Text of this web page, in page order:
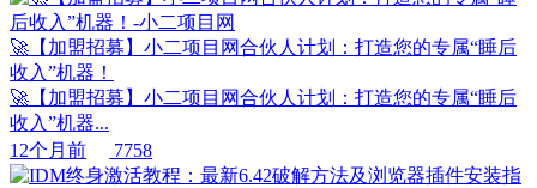
🚀【加盟招募】小二项目网合伙人计划：打造您的专属“睡后
收入”机器！
🚀【加盟招募】小二项目网合伙人计划：打造您的专属“睡后
收入”机器...
12个月前
7758